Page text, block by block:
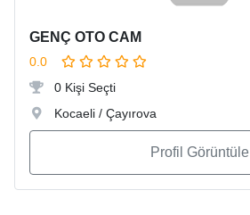
GENÇ OTO CAM
0.0
0 Kişi Seçti
Kocaeli / Çayırova
Profil Görüntüle